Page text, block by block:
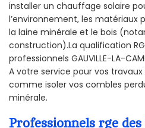
installer un chauffage solaire
l’environnement, les matériaux
la laine minérale et le bois
construction).La qualification
professionnels GAUVILLE-LA-
A votre service pour vos travaux
comme isoler vos combles
minérale.
Professionnels rge